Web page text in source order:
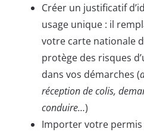
Créer un justificatif
usage unique : il
votre carte nationale
protège des risques
dans vos démarches (
réception de colis,
conduire…)
Importer votre